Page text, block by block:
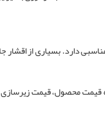
دارد. بسیاری از اقشار
قیمت محصول، قیمت